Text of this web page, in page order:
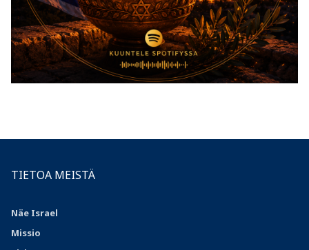
TIETOA MEISTÄ
Näe Israel
Missio